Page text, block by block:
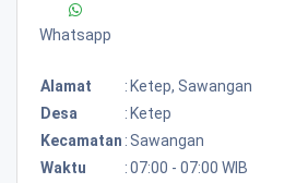
Whatsapp
Alamat : Ketep, Sawangan
Desa
: Ketep
Kecamatan : Sawangan
Waktu
:07:00 - 07:00 WIB